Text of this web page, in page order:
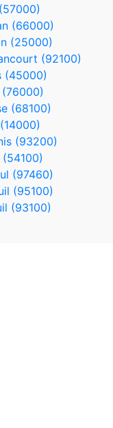
(66000)
(25000)
(92100)
(45000)
(76000)
(68100)
(93200)
(97460)
(95100)
(93100)